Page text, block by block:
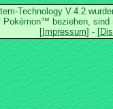
Technology V.4.2
beziehen, sind